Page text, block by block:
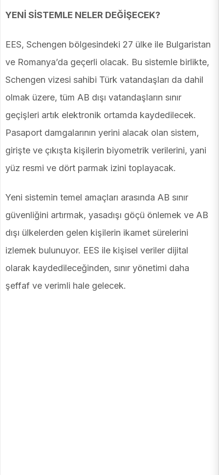
YENİ SİSTEMLE NELER DEĞİŞECEK?
EES, Schengen bölgesindeki 27 ülke ile Bulgaristan
ve Romanya’da geçerli olacak. Bu sistemle birlikte,
Schengen vizesi sahibi Türk vatandaşları da dahil
olmak üzere, tüm AB dışı vatandaşların sınır
geçişleri artık elektronik ortamda kaydedilecek.
Pasaport damgalarının yerini alacak olan sistem,
girişte ve çıkışta kişilerin biyometrik verilerini, yani
yüz resmi ve dört parmak izini toplayacak.
Yeni sistemin temel amaçları arasında AB sınır
güvenliğini artırmak, yasadışı göçü önlemek ve AB
dışı ülkelerden gelen kişilerin ikamet sürelerini
izlemek bulunuyor. EES ile kişisel veriler dijital
olarak kaydedileceğinden, sınır yönetimi daha
şeffaf ve verimli hale gelecek.